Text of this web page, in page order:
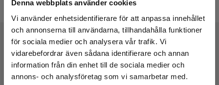
Denna webbplats använder cookies
Vi använder enhetsidentifierare för att anpassa innehållet
och annonserna till användarna, tillhandahålla funktioner
för sociala medier och analysera vår trafik. Vi
vidarebefordrar även sådana identifierare och annan
information från din enhet till de sociala medier och
annons- och analysföretag som vi samarbetar med.
Ladda ner